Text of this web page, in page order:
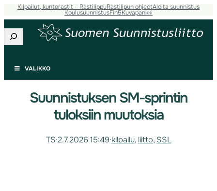
Kilpailut, kuntorastit – RastilippuRastilipun ohjeetAloita suunnistus
KoulusuunnistusFin5Kuvapankki
Etsi
VALIKKO
Suunnistuksen SM-sprintin
tuloksiin muutoksia
TS·2.7.2026 15:49·kilpailu, liitto, SSL